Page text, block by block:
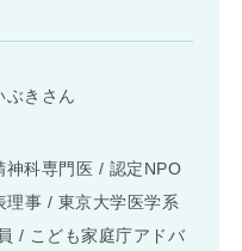
ぶきさん
神科専門医 / 認定NPO
理事 / 東京大学医学系
/ こども家庭庁アドバ